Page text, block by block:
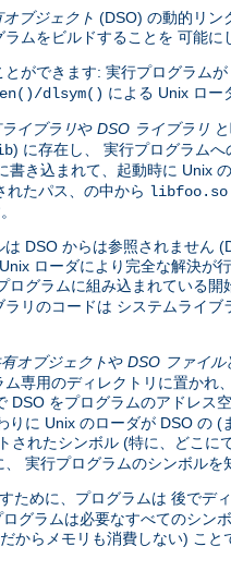
ブジェクト (DSO) の動的リン
ムをビルドすることを 可能に
ができます: 実行プログラム
dlsym() による Unix ロー
イブラリや DSO ライブラリ
) に存在し、 実行プログラムへ
書き込まれて、起動時に Unix
れたパス、の中から libfoo.so
DSO からは参照されません
ローダにより完全な解決が
ログラムに組み込まれている開
リのコードは システムライブ
オブジェクトや DSO ファイル
専用のディレクトリに置か
DSO をプログラムのアドレス
りに Unix のローダが DSO の
されたシンボル (特に、どこに
実行プログラムのシンボルを
ために、プログラムは 後でデ
グラムは必要なすべてのシ
からメモリも消費しない) こ